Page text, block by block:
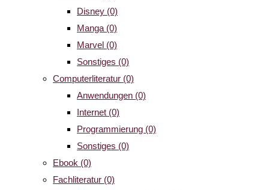
Disney (0)
Manga (0)
Marvel (0)
Sonstiges (0)
Computerliteratur (0)
Anwendungen (0)
Internet (0)
Programmierung (0)
Sonstiges (0)
Ebook (0)
Fachliteratur (0)